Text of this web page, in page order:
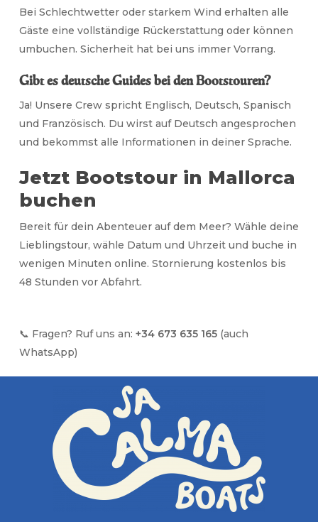
Bei Schlechtwetter oder starkem Wind erhalten alle
Gäste eine vollständige Rückerstattung oder können
umbuchen. Sicherheit hat bei uns immer Vorrang.
Gibt es deutsche Guides bei den Bootstouren?
Ja! Unsere Crew spricht Englisch, Deutsch, Spanisch
und Französisch. Du wirst auf Deutsch angesprochen
und bekommst alle Informationen in deiner Sprache.
Jetzt Bootstour in Mallorca
buchen
Bereit für dein Abenteuer auf dem Meer? Wähle deine
Lieblingstour, wähle Datum und Uhrzeit und buche in
wenigen Minuten online. Stornierung kostenlos bis
48 Stunden vor Abfahrt.
📞 Fragen? Ruf uns an: +34 673 635 165(auch
WhatsApp)